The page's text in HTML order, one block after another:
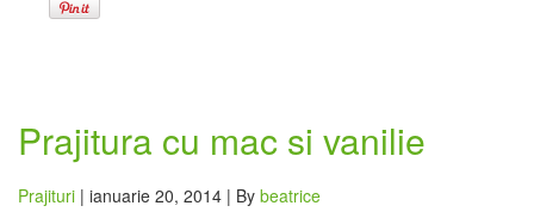
Prajitura cu mac si vanilie
Prajituri | ianuarie 20, 2014 | By beatrice